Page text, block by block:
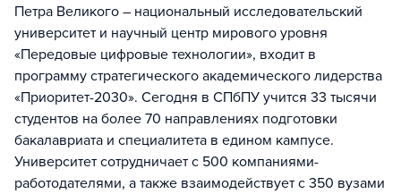
Петра Великого – национальный исследовательский
университет и научный центр мирового уровня
«Передовые цифровые технологии», входит в
программу стратегического академического лидерства
«Приоритет-2030». Сегодня в СПбПУ учится 33 тысячи
студентов на более 70 направлениях подготовки
бакалавриата и специалитета в едином кампусе.
Университет сотрудничает с 500 компаниями-
работодателями, а также взаимодействует с 350 вузами